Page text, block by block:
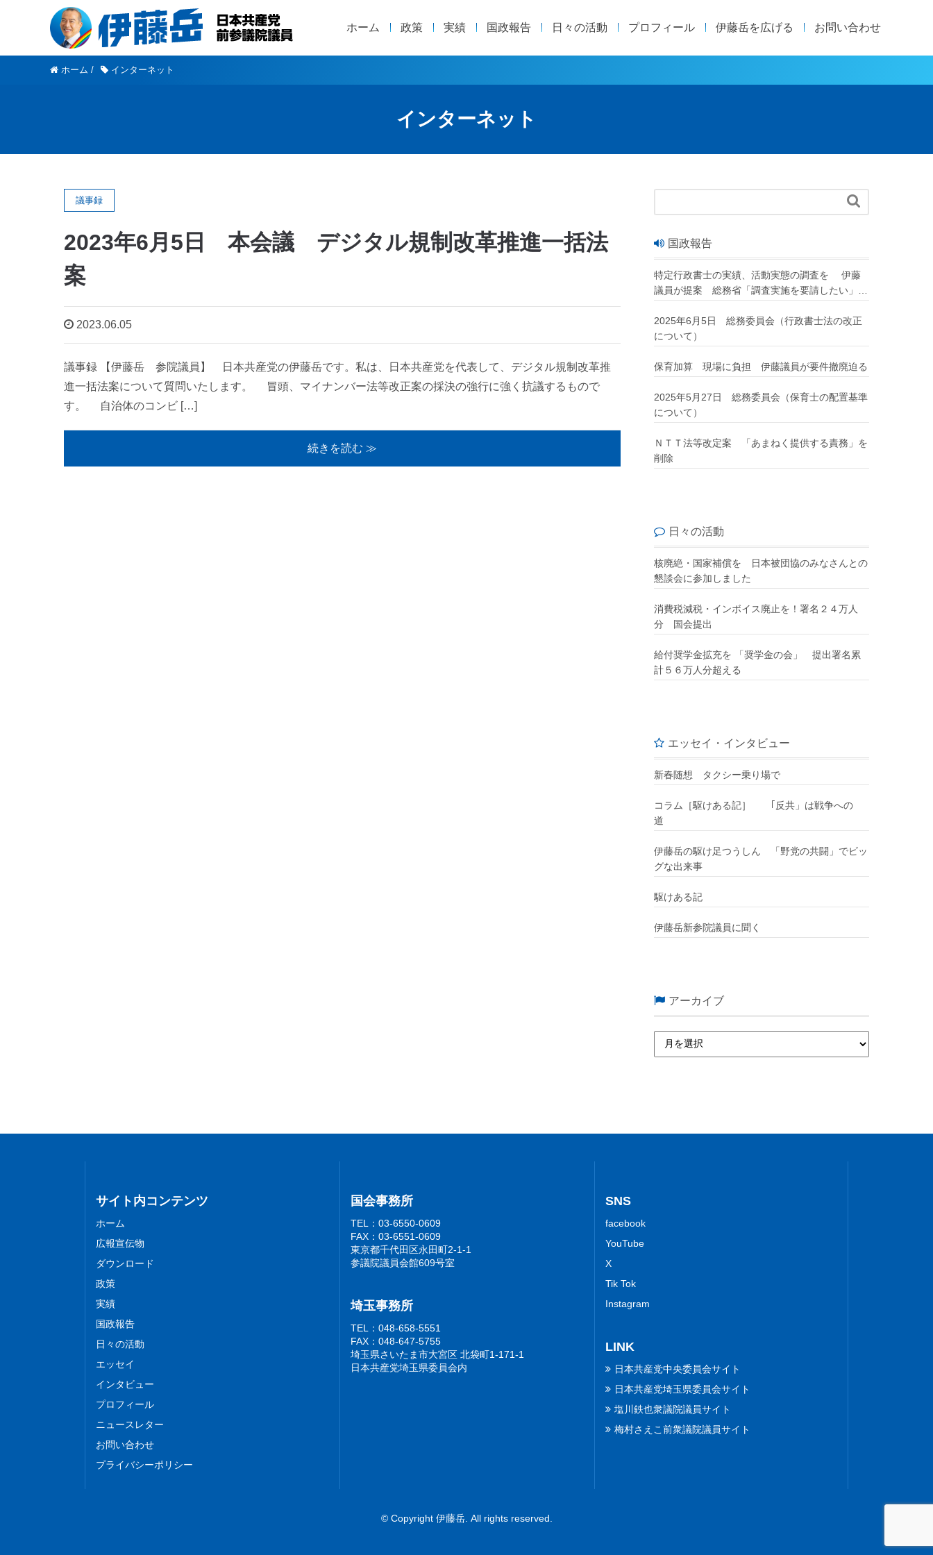
ホーム 政策 実績 国政報告 日々の活動 プロフィール 伊藤岳を広げる お問い合わせ
ホーム / インターネット
インターネット
議事録
2023年6月5日 本会議 デジタル規制改革推進一括法
案
2023.06.05
議事録 【伊藤岳 参院議員】 日本共産党の伊藤岳です。私は、日本共産党を代表して、デジタル規制改革推
進一括法案について質問いたします。 冒頭、マイナンバー法等改正案の採決の強行に強く抗議するもので
す。 自治体のコンビ […]
続きを読む ≫

国政報告
特定行政書士の実績、活動実態の調査を 伊藤
議員が提案 総務省「調査実施を要請したい」
2025年6月5日 総務委員会（行政書士法の改正
について）
保育加算 現場に負担 伊藤議員が要件撤廃迫る
2025年5月27日 総務委員会（保育士の配置基準
について）
ＮＴＴ法等改定案 「あまねく提供する責務」を
削除
日々の活動
核廃絶・国家補償を 日本被団協のみなさんとの
懇談会に参加しました
消費税減税・インボイス廃止を！署名２４万人
分 国会提出
給付奨学金拡充を 「奨学金の会」 提出署名累
計５６万人分超える
エッセイ・インタビュー
新春随想 タクシー乗り場で
コラム［駆けある記］ ｢反共」は戦争への
道
伊藤岳の駆け足つうしん 「野党の共闘」でビッ
グな出来事
駆けある記
伊藤岳新参院議員に聞く
アーカイブ
サイト内コンテンツ
ホーム
広報宣伝物
ダウンロード
政策
実績
国政報告
日々の活動
エッセイ
インタビュー
プロフィール
ニュースレター
お問い合わせ
プライバシーポリシー
国会事務所
TEL：03-6550-0609
FAX：03-6551-0609
東京都千代田区永田町2-1-1
参議院議員会館609号室
埼玉事務所
TEL：048-658-5551
FAX：048-647-5755
埼玉県さいたま市大宮区 北袋町1-171-1
日本共産党埼玉県委員会内
SNS
facebook
YouTube
X
Tik Tok
Instagram
LINK
日本共産党中央委員会サイト
日本共産党埼玉県委員会サイト
塩川鉄也衆議院議員サイト
梅村さえこ前衆議院議員サイト
© Copyright 伊藤岳. All rights reserved.